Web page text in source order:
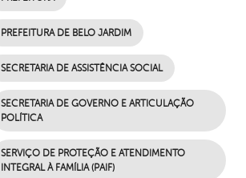
PREFEITURA DE BELO JARDIM
SECRETARIA DE ASSISTÊNCIA SOCIAL
SECRETARIA DE GOVERNO E ARTICULAÇÃO
POLÍTICA
SERVIÇO DE PROTEÇÃO E ATENDIMENTO
INTEGRAL À FAMÍLIA (PAIF)